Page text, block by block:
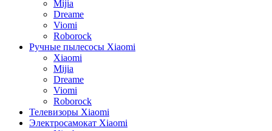
Mijia
Dreame
Viomi
Roborock
Ручные пылесосы Xiaomi
Xiaomi
Mijia
Dreame
Viomi
Roborock
Телевизоры Xiaomi
Электросамокат Xiaomi